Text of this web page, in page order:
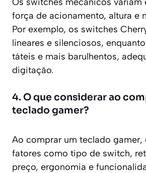
força de acionamento, altura e
Por exemplo, os switches
lineares e silenciosos,
táteis e mais barulhentos,
digitação.
4. O que considerar ao
teclado gamer?
Ao comprar um teclado gamer,
fatores como tipo de switch,
preço, ergonomia e